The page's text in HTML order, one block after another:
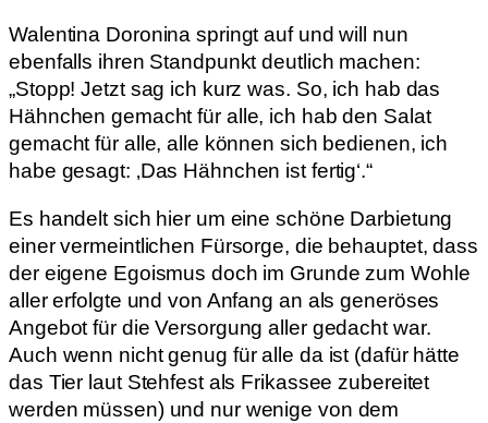
Walentina Doronina springt auf und will nun
ebenfalls ihren Standpunkt deutlich machen:
„Stopp! Jetzt sag ich kurz was. So, ich hab das
Hähnchen gemacht für alle, ich hab den Salat
gemacht für alle, alle können sich bedienen, ich
habe gesagt: ‚Das Hähnchen ist fertig‘.“
Es handelt sich hier um eine schöne Darbietung
einer vermeintlichen Fürsorge, die behauptet, dass
der eigene Egoismus doch im Grunde zum Wohle
aller erfolgte und von Anfang an als generöses
Angebot für die Versorgung aller gedacht war.
Auch wenn nicht genug für alle da ist (dafür hätte
das Tier laut Stehfest als Frikassee zubereitet
werden müssen) und nur wenige von dem